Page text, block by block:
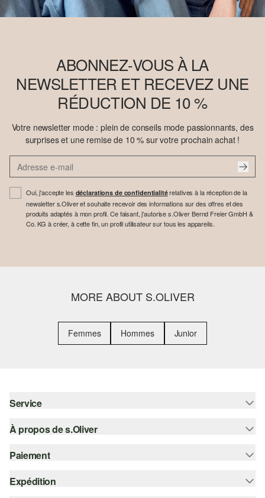
ABONNEZ-VOUS À LA
NEWSLETTER ET RECEVEZ UNE
RÉDUCTION DE 10 %
Votre newsletter mode : plein de conseils mode passionnants, des
surprises et une remise de 10 % sur votre prochain achat !
Oui, j'accepte les déclarations de confidentialitérelatives à la réception de la
newsletter s.Oliver et souhaite recevoir des informations sur des offres et des
produits adaptés à mon profil. Ce faisant, j'autorise s.Oliver Bernd Freier GmbH &
Co. KG à créer, à cette fin, un profil utilisateur sur tous les appareils.
MORE ABOUT S.OLIVER
Femmes Hommes Junior
Service
Aide - FAQ
À propos de s.Oliver
S'abonner à la Newsletter
s.Oliver Card
Paiement
Sur facture
Expédition